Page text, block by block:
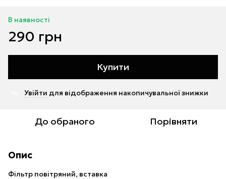
В наявності
290 грн
Купити
Увійти для відображення накопичувальної знижки
До обраного Порівняти
Опис
Фільтр повітряний, вставка